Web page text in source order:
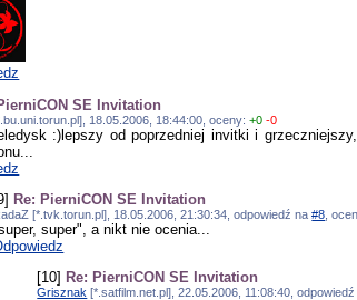
SE Invitation
18.05.2006, 18:44:00, oceny:+0 -0
:)lepszy od poprzedniej invitki i
Re: PierniCON SE Invitation
[*.tvk.torun.pl], 18.05.2006, 21:30:34, odpowiedź na#8 ,
super", a nikt nie ocenia...
[10] Re: PierniCON SE Invitation
Grisznak [*.satfilm.net.pl], 22.05.2006, 11:08:40,